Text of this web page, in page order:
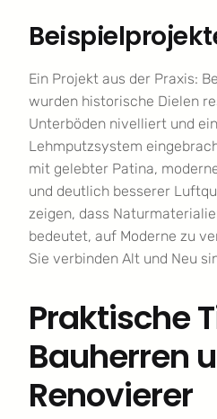
Ein Projekt aus der Praxis:
wurden historische Dielen
Unterböden nivelliert und
Lehmputzsystem
mit gelebter Patina,
und deutlich besserer
zeigen, dass
bedeutet, auf Moderne zu
Sie verbinden Alt und Neu
Praktische
Bauherren
Renovierer